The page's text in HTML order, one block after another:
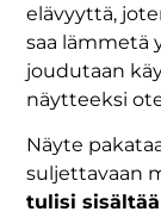
elävyyttä,
saa lämmetä
joudutaan
näytteeksi
Näyte
suljettavaan
tulisi